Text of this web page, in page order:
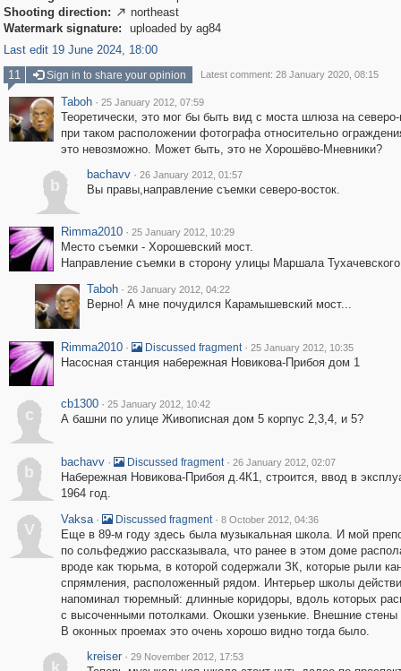
Shooting direction:  northeast
Watermark signature:
uploaded by ag84
Last edit 19 June 2024, 18:00
11
Sign in to share your opinion Latest comment: 28 January 2020, 08:15
Taboh · 25 January 2012, 07:59
Теоретически, это мог бы быть вид с моста шлюза на северо-
при таком расположении фотографа относительно
это невозможно. Может быть, это не Хорошёво-Мневники?
b
bachavv · 26 January 2012, 01:57
Вы правы,направление съемки северо-восток.
Rimma2010 · 25 January 2012, 10:29
Место съемки - Хорошевский мост.
Направление съемки в сторону улицы Маршала
Taboh · 26 January 2012, 04:22
Верно! А мне почудился Карамышевский мост...
Rimma2010 · Discussed fragment · 25 January 2012, 10:35
Насосная станция набережная Новикова-Прибоя дом 1
c
cb1300 · 25 January 2012, 10:42
А башни по улице Живописная дом 5 корпус 2,3,4, и 5?
b
bachavv · Discussed fragment · 26 January 2012, 02:07
Набережная Новикова-Прибоя д.4К1, строится, ввод в
1964 год.
V
Vaksa · Discussed fragment · 8 October 2012, 04:36
Еще в 89-м году здесь была музыкальная школа. И мой
по сольфеджио рассказывала, что ранее в этом доме
вроде как тюрьма, в которой содержали ЗК, которые рыли
спрямления, расположенный рядом. Интерьер школы
напоминал тюремный: длинные коридоры, вдоль которых
с высоченными потолками. Окошки узенькие. Внешние
В оконных проемах это очень хорошо видно тогда было.
k
kreiser · 29 November 2012, 17:53